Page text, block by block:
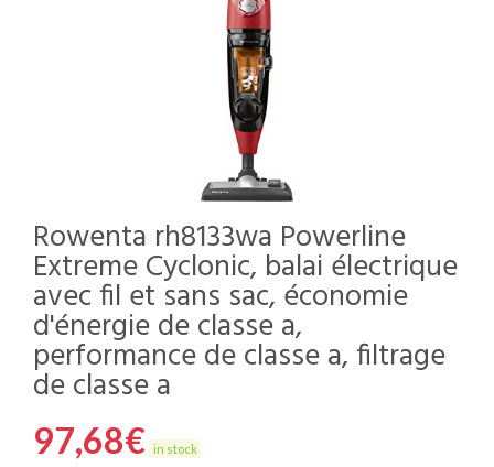
Rowenta rh8133wa Powerline
Extreme Cyclonic, balai électrique
avec fil et sans sac, économie
d'énergie de classe a,
performance de classe a, filtrage
de classe a
97,68€ in stock